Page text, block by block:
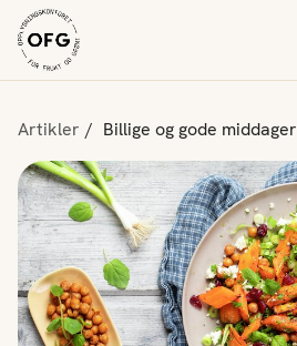
Artikler Billige og gode middager